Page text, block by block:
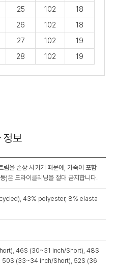
25 102
18
26 102
18
27 102
19
28 102 19
정보
림을 손상 시키기 때문에, 가죽이 포함
)은 드라이클리닝을 절대 금지합니다.
43% polyester, 8% elasta
46S (30~31 inch/Short), 48S
50S (33~34 inch/Short), 52S (36